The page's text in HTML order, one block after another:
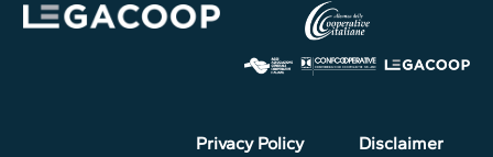
Privacy Policy
Disclaimer